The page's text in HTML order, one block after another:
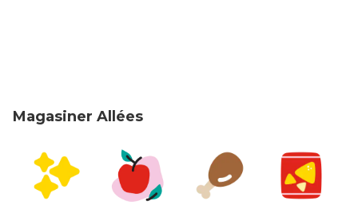
Magasiner Allées